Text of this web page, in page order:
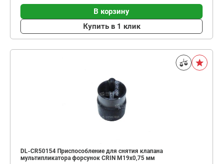
В корзину
Купить в 1 клик
DL-CR50154 Приспособление для снятия клапана
мультипликатора форсунок CRIN М19х0,75 мм